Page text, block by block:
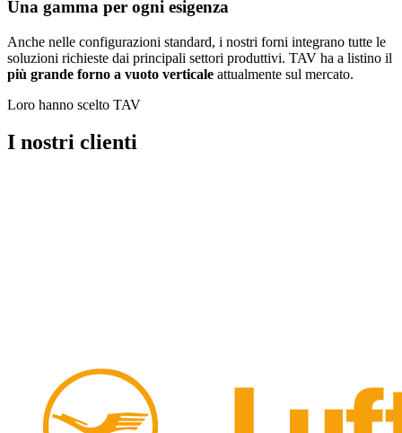
Una gamma per ogni esigenza
Anche nelle configurazioni standard, i nostri forni integrano tutte le
soluzioni richieste dai principali settori produttivi. TAV ha a listino il
più grande forno a vuoto verticale attualmente sul mercato.
Loro hanno scelto TAV
I nostri clienti